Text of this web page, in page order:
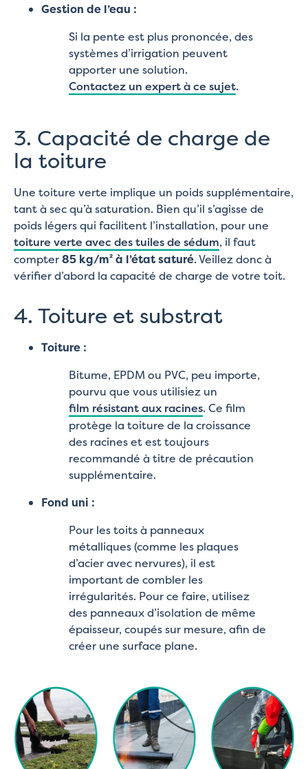
Gestion de l’eau :
Si la pente est plus prononcée, des
systèmes d’irrigation peuvent
apporter une solution.
Contactez un expert à ce sujet.
3. Capacité de charge de
la toiture
Une toiture verte implique un poids supplémentaire,
tant à sec qu’à saturation. Bien qu’il s’agisse de
poids légers qui facilitent l’installation, pour une
toiture verte avec des tuiles de sédum, il faut
compter85 kg/m² à l’état saturé. Veillez donc à
vérifier d’abord la capacité de charge de votre toit.
4. Toiture et substrat
Toiture :
Bitume, EPDM ou PVC, peu importe,
pourvu que vous utilisiez un
film résistant aux racines. Ce film
protège la toiture de la croissance
des racines et est toujours
recommandé à titre de précaution
supplémentaire.
Fond uni :
Pour les toits à panneaux
métalliques (comme les plaques
d’acier avec nervures), il est
important de combler les
irrégularités. Pour ce faire, utilisez
des panneaux d’isolation de même
épaisseur, coupés sur mesure, afin de
créer une surface plane.